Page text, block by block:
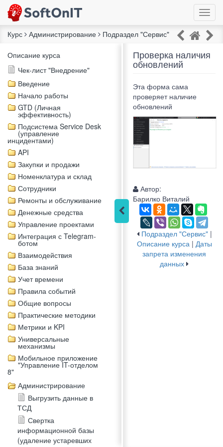
Курс Администрирование Подраздел "Сервис"
Описание курса
Чек-лист "Внедрение"
Введение
Начало работы
GTD (Личная
эффективность)
Подсистема Service Desk
(управление
инцидентами)
API
Закупки и продажи
Номенклатура и склад
Сотрудники
Ремонты и обслуживание
Денежные средства
Управление проектами
Интеграция с Telegram-
ботом
Взаимодействия
База знаний
Учет времени
Правила событий
Общие вопросы
Практические методики
Метрики и KPI
Универсальные
механизмы
Мобильное приложение
"Управление IT-отделом
8"
Администрирование
Выгрузить данные в
ТСД
Свертка
информационной базы
(удаление устаревших
Проверка наличия
обновлений
Эта форма сама
проверяет наличие
обновлений
Автор:
Барилко Виталий
Подраздел "Сервис"|
Описание курса | Даты
запрета изменения
данных